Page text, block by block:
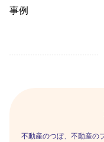
事例
不動産のつぼ、不動産の